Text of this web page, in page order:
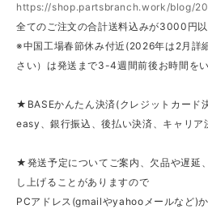
https://shop.partsbranch.work/blog/
全てのご注文の合計送料込みが3000円以
※中国工場春節休み付近(2026年は2月詳
さい）は発送まで3-4週間前後お時間をい
★BASEかんたん決済(クレジットカード
easy、銀行振込、後払い決済、キャリア
★発送予定についてご案内、欠品や遅延
し上げることがありますので
PCアドレス(gmailやyahooメールなど)